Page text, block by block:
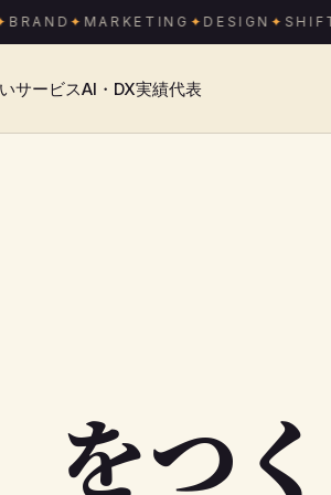
MARKETING DESIGN SHIFT
サービスAI・DX実績代表
をつ